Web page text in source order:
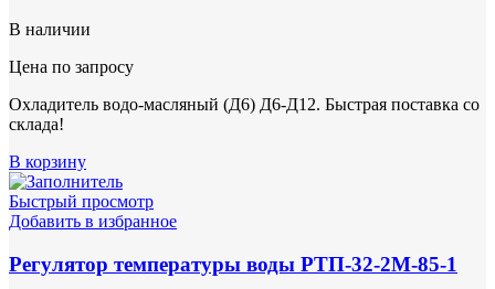
В наличии
Цена по запросу
Охладитель водо-масляный (Д6) Д6-Д12. Быстрая поставка со
склада!
В корзину
Быстрый просмотр
Добавить в избранное
Регулятор температуры воды РТП-32-2М-85-1